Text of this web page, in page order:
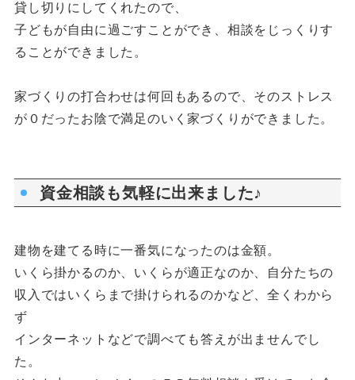
貸し切りにしてくれたので、
子どもが自由に過ごすことができ、相談をじっくりす
ることができました。
家づくりの打合わせは何回もあるので、そのストレス
が０だったお陰で満足のいく家づくりができました。
資金相談も気軽に出来ました♪
建物を建てる時に一番気になったのは金額。
いくら掛かるのか、いくらが適正なのか、自分たちの
収入ではいくらまで掛けられるのかなど、全くわから
ず
インターネットなどで調べても答えが出ませんでし
た。